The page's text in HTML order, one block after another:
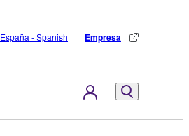
España - Spanish Empresa